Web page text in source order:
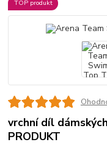
TOP produkt
vrchní díl
PRODUKT